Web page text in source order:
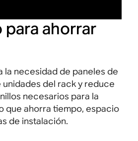
para ahorrar
la necesidad de paneles de
del rack y reduce
necesarios para la
que ahorra tiempo, espacio
de instalación.